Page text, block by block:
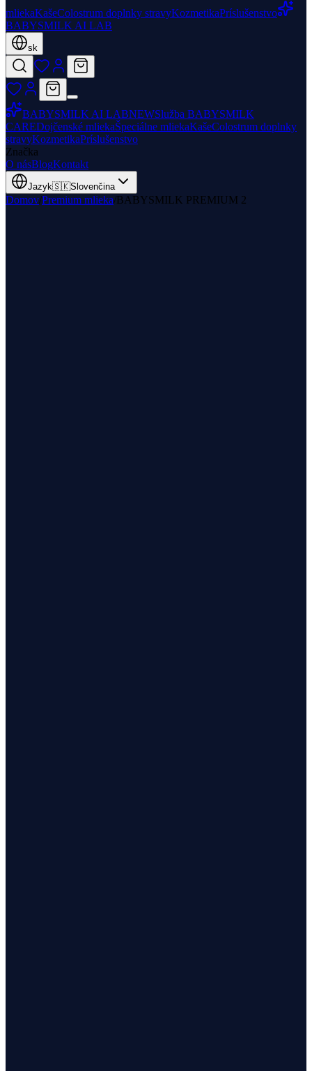
mliekaKašeColostrum doplnky stravyKozmetikaPríslušenstvo
BABYSMILK AI LAB
sk
BABYSMILK AI LABNEWSlužba BABYSMILK
CAREDojčenské mliekaŠpeciálne mliekaKašeColostrum doplnky
stravyKozmetikaPríslušenstvo
Značka
O násBlogKontakt
Jazyk🇸🇰Slovenčina
Domov/Premium mlieka/BABYSMILK PREMIUM 2